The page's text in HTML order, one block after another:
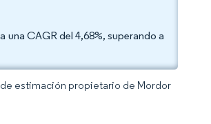
una CAGR del 4,68%, superando a
estimación propietario de Mordor